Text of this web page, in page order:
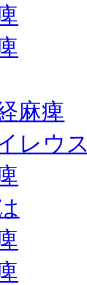
麻痺
レウス